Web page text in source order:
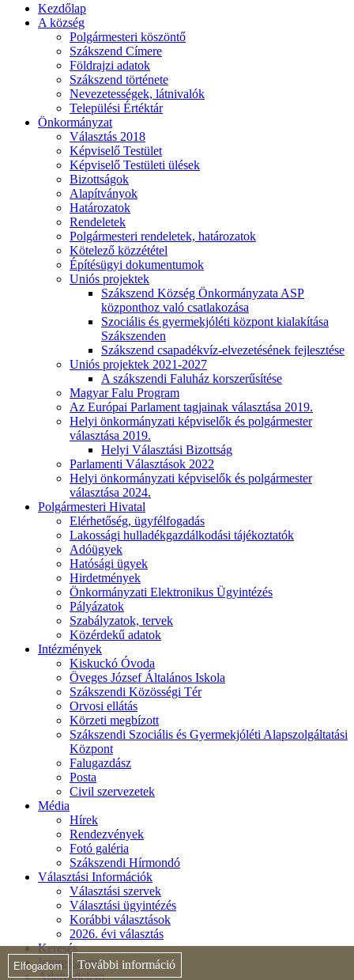
Elfogadom További információ
Kezdőlap
A község
Polgármesteri köszöntő
Szákszend Címere
Földrajzi adatok
Szákszend története
Nevezetességek, látnivalók
Települési Értéktár
Önkormányzat
Választás 2018
Képviselő Testület
Képviselő Testületi ülések
Bizottságok
Alapítványok
Határozatok
Rendeletek
Polgármesteri rendeletek, határozatok
Kötelező közzététel
Építésügyi dokumentumok
Uniós projektek
Szákszend Község Önkormányzata ASP
központhoz való csatlakozása
Szociális és gyermekjóléti központ kialakítása
Szákszenden
Szákszend csapadékvíz-elvezetésének fejlesztése
Uniós projektek 2021-2027
A szákszendi Faluház korszerűsítése
Magyar Falu Program
Az Európai Parlament tagjainak választása 2019.
Helyi önkormányzati képviselők és polgármester
választása 2019.
Helyi Választási Bizottság
Parlamenti Választások 2022
Helyi önkormányzati képviselők és polgármester
választása 2024.
Polgármesteri Hivatal
Elérhetőség, ügyfélfogadás
Lakossági hulladékgazdálkodási tájékoztatók
Adóügyek
Hatósági ügyek
Hirdetmények
Önkormányzati Elektronikus Ügyintézés
Pályázatok
Szabályzatok, tervek
Közérdekű adatok
Intézmények
Kiskuckó Óvoda
Öveges József Általános Iskola
Szákszendi Közösségi Tér
Orvosi ellátás
Körzeti megbízott
Szákszendi Szociális és Gyermekjóléti Alapszolgáltatási
Központ
Falugazdász
Posta
Civil szervezetek
Média
Hírek
Rendezvények
Fotó galéria
Szákszendi Hírmondó
Választási Információk
Választási szervek
Választási ügyintézés
Korábbi választások
2026. évi választás
Keresés
Impresszum
Adatvédelem